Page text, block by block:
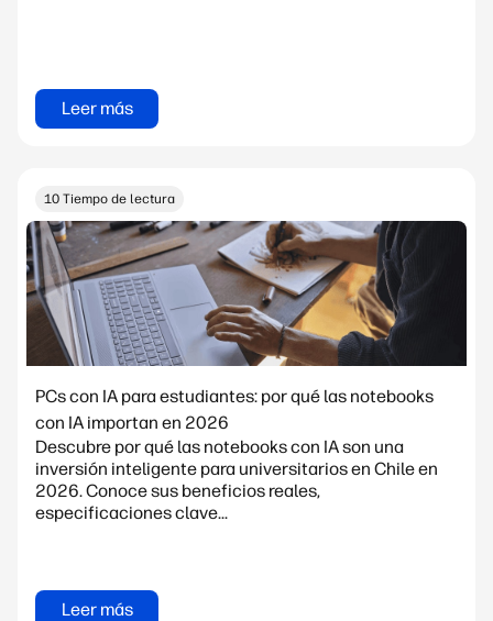
Leer más
10 Tiempo de lectura
PCs con IA para estudiantes: por qué las notebooks
con IA importan en 2026
Descubre por qué las notebooks con IA son una
inversión inteligente para universitarios en Chile en
2026. Conoce sus beneficios reales,
especificaciones clave...
Leer más